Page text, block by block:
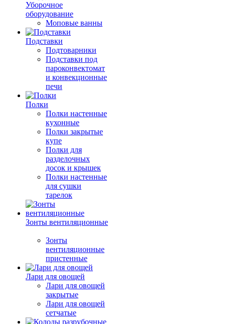
Уборочное
оборудование
Моповые ванны
Подставки
Подтоварники
Подставки под
пароконвектомат
и конвекционные
печи
Полки
Полки настенные
кухонные
Полки закрытые
купе
Полки для
разделочных
досок и крышек
Полки настенные
для сушки
тарелок
Зонты вентиляционные
Зонты
вентиляционные
пристенные
Лари для овощей
Лари для овощей
закрытые
Лари для овощей
сетчатые